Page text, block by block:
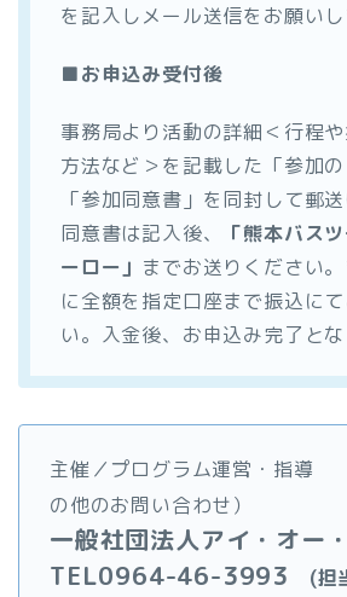
を記入しメール送信をお願いし
■お申込み受付後
事務局より活動の詳細＜行程
方法など＞を記載した「参加
「参加同意書」を同封して郵送
同意書は記入後、
「熊本バス
ーロー」 までお送りください
に全額を指定口座まで振込に
い。入金後、お申込み完了とな
主催／プログラム運営・指導
の他のお問い合わせ）
一般社団法人アイ・オー
TEL0964-46-3993 (担